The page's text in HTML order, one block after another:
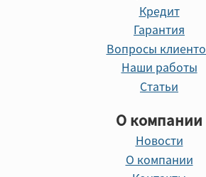
Кредит
Гарантия
Вопросы
Наши работы
Статьи
О компании
Новости
О компании